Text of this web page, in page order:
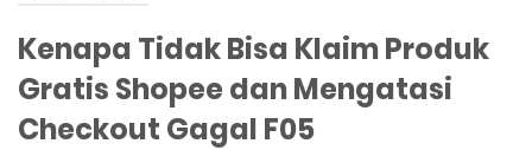
Kenapa Tidak Bisa Klaim Produk
Gratis Shopee dan Mengatasi
Checkout Gagal F05